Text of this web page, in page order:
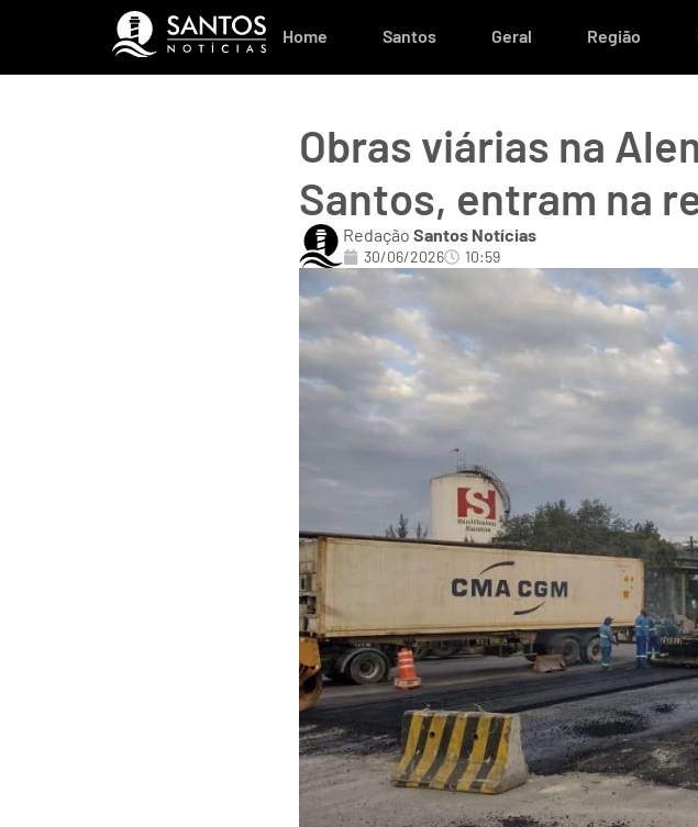
Home Santos Geral Região
Obras viárias na
Santos, entram na
Redação Santos Notícias
30/06/2026 10:59